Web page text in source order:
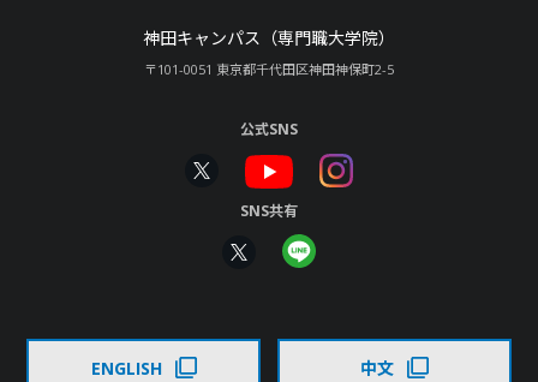
神田キャンパス（専門職大学院）
〒101-0051 東京都千代田区神田神保町2-5
公式SNS
SNS共有
ENGLISH 中文